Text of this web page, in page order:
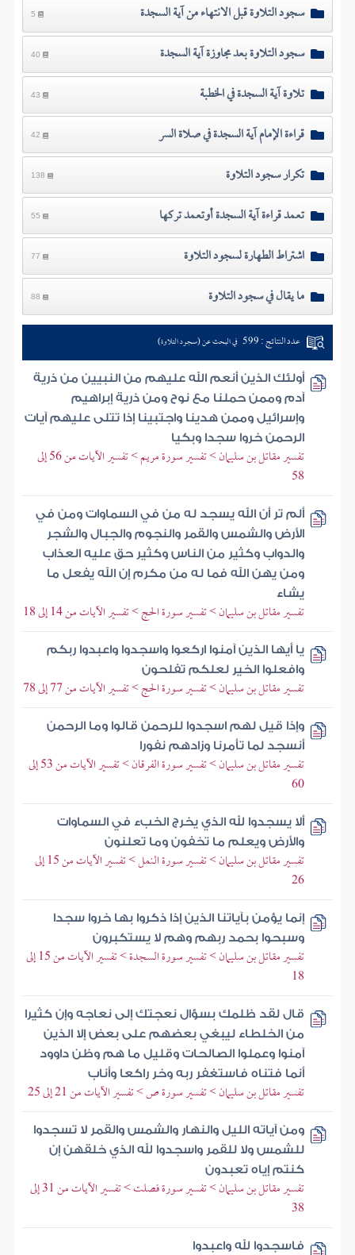
سجود التلاوة قبل الانتهاء من آية السجدة 5
سجود التلاوة بعد مجاوزة آية السجدة 40
تلاوة آية السجدة في الخطبة 43
قراءة الإمام آية السجدة في صلاة السر 42
تكرار سجود التلاوة 138
تعمد قراءة آية السجدة أوتعمد تركها 55
اشتراط الطهارة لسجود التلاوة 77
ما يقال في سجود التلاوة 88
عدد النتائج : 599 في البحث عن (سجود التلاوة)
أولئك الذين أنعم الله عليهم من النبيين من ذرية
آدم وممن حملنا مع نوح ومن ذرية إبراهيم
وإسرائيل وممن هدينا واجتبينا إذا تتلى عليهم آيات
الرحمن خروا سجدا وبكيا
تفسير مقاتل بن سليمان > تفسير سورة مريم > تفسير الآيات من 56 إلى
58
ألم تر أن الله يسجد له من في السماوات ومن في
الأرض والشمس والقمر والنجوم والجبال والشجر
والدواب وكثير من الناس وكثير حق عليه العذاب
ومن يهن الله فما له من مكرم إن الله يفعل ما
يشاء
تفسير مقاتل بن سليمان > تفسير سورة الحج > تفسير الآيات من 14 إلى 18
يا أيها الذين آمنوا اركعوا واسجدوا واعبدوا ربكم
وافعلوا الخير لعلكم تفلحون
تفسير مقاتل بن سليمان > تفسير سورة الحج > تفسير الآيات من 77 إلى 78
وإذا قيل لهم اسجدوا للرحمن قالوا وما الرحمن
أنسجد لما تأمرنا وزادهم نفورا
تفسير مقاتل بن سليمان > تفسير سورة الفرقان > تفسير الآيات من 53 إلى
60
ألا يسجدوا لله الذي يخرج الخبء في السماوات
والأرض ويعلم ما تخفون وما تعلنون
تفسير مقاتل بن سليمان > تفسير سورة النمل > تفسير الآيات من 15 إلى
26
إنما يؤمن بآياتنا الذين إذا ذكروا بها خروا سجدا
وسبحوا بحمد ربهم وهم لا يستكبرون
تفسير مقاتل بن سليمان > تفسير سورة السجدة > تفسير الآيات من 15 إلى
18
قال لقد ظلمك بسؤال نعجتك إلى نعاجه وإن كثيرا
من الخلطاء ليبغي بعضهم على بعض إلا الذين
آمنوا وعملوا الصالحات وقليل ما هم وظن داوود
أنما فتناه فاستغفر ربه وخر راكعا وأناب
تفسير مقاتل بن سليمان > تفسير سورة ص > تفسير الآيات من 21 إلى 25
ومن آياته الليل والنهار والشمس والقمر لا تسجدوا
للشمس ولا للقمر واسجدوا لله الذي خلقهن إن
كنتم إياه تعبدون
تفسير مقاتل بن سليمان > تفسير سورة فصلت > تفسير الآيات من 31 إلى
38
فاسجدوا لله واعبدوا